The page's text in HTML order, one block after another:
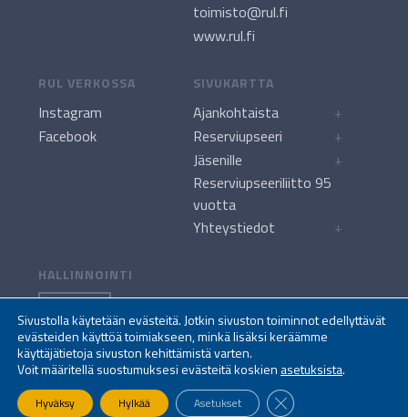
toimisto@rul.fi
www.rul.fi
RUL VERKOSSA
Instagram
Facebook
SIVUKARTTA
Ajankohtaista
+
Reserviupseeri
+
Jäsenille
+
Reserviupseeriliitto 95
vuotta
Yhteystiedot
+
HALLINNOINTI
© Reserviupseeriliitto, Finlands Reservofficersförbund, The Finnish
Sivustolla käytetään evästeitä. Jotkin sivuston toiminnot edellyttävät
evästeiden käyttöä toimiakseen, minkä lisäksi keräämme
käyttäjätietoja sivuston kehittämistä varten.
Voit määritellä suostumuksesi evästeitä koskien asetuksista.
Hyväksy Hylkää Asetukset Sulje evästebanneri